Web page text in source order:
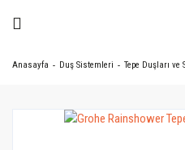
Anasayfa Duş Sistemleri Tepe Duşları ve